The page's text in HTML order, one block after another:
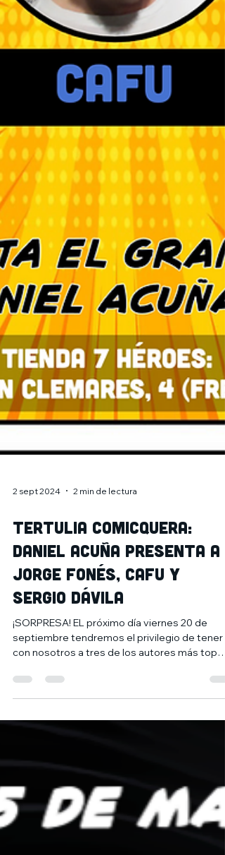
Tertulia comicquera:
Daniel Acuña presenta a
Jorge Fonés, CAFU y
Sergio Dávila
¡SORPRESA! EL próximo día viernes 20 de
con nosotros a tres de los autores más top
del...